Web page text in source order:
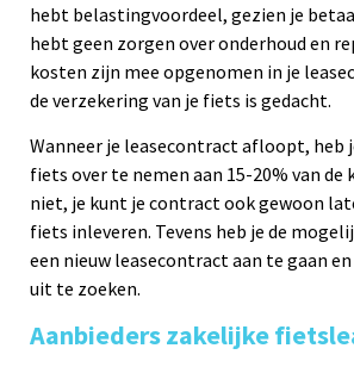
hebt belastingvoordeel, gezien je
hebt geen zorgen over onderhoud en
kosten zijn mee opgenomen in je
de verzekering van je fiets is gedacht.
Wanneer je leasecontract afloopt, heb
fiets over te nemen aan 15-20% van
niet, je kunt je contract ook gewoon
fiets inleveren. Tevens heb je de
een nieuw leasecontract aan te gaan
uit te zoeken.
Aanbieders zakelijke